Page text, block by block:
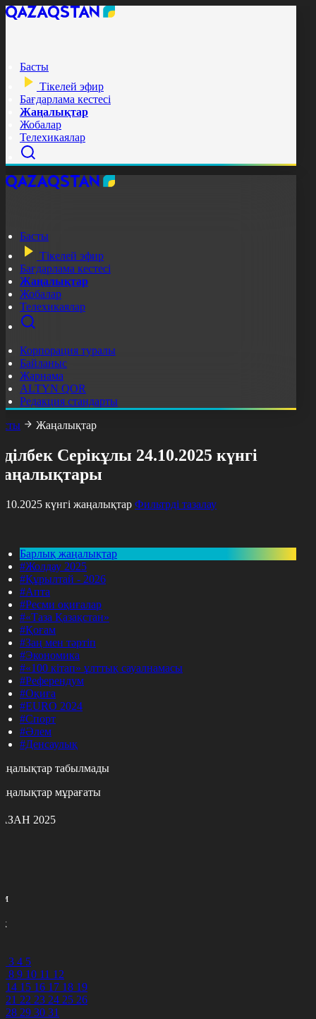
Басты
Тікелей эфир
Бағдарлама кестесі
Жаңалықтар
Жобалар
Телехикаялар
Басты
Тікелей эфир
Бағдарлама кестесі
Жаңалықтар
Жобалар
Телехикаялар
Корпорация туралы
Байланыс
Жарнама
ALTYN QOR
Редакция стандарты
Жаңалықтар
Серікұлы 24.10.2025 күнгі
күнгі жаңалықтар Фильтрді тазалау
Барлық жаңалықтар
#Жолдау 2025
#Құрылтай - 2026
#Апта
#Ресми оқиғалар
#«Таза Қазақстан»
#Қоғам
#Заң мен тәртіп
#Экономика
#«100 кітап» ұлттық сауалнамасы
#Референдум
#Оқиға
#EURO 2024
#Спорт
#Әлем
#Денсаулық
табылмады
мұрағаты
2025
3 4 5
8 9 10 11 12
14 15 16 17 18 19
21 22 23 24 25 26
28 29 30 31